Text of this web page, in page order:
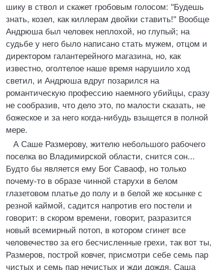
шику в ствол и скажет гробовым голосом: "Будешь
знать, козел, как киллерам двойки ставить!" Вообще
Андрюша был человек неплохой, но глупый; на
судьбе у него было написано стать мужем, отцом и
директором галантерейного магазина, но, как
известно, оголтелое наше время нарушило ход
светил, и Андрюша вдруг позарился на
романтическую профессию наемного убийцы, сразу
не сообразив, что дело это, по малости сказать, не
божеское и за него когда-нибудь взыщется в полной
мере.
А Саше Размерову, жителю небольшого рабочего
поселка во Владимирской области, снится сон...
Будто бы является ему Бог Саваоф, но только
почему-то в образе чинной старухи в белом
глазетовом платье до полу и в белой же косынке с
резной каймой, садится напротив его постели и
говорит: в скором времени, говорит, разразится
новый всемирный потоп, в котором сгинет все
человечество за его бесчисленные грехи, так вот ты,
Размеров, построй ковчег, присмотри себе семь пар
чистых и семь пар нечистых и жди дождя. Саша